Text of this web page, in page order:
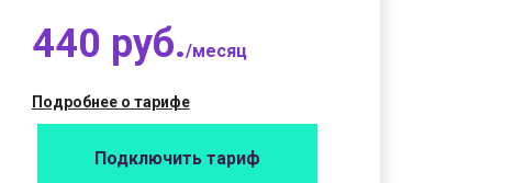
440 руб./месяц
Подробнее о тарифе
Подключить тариф